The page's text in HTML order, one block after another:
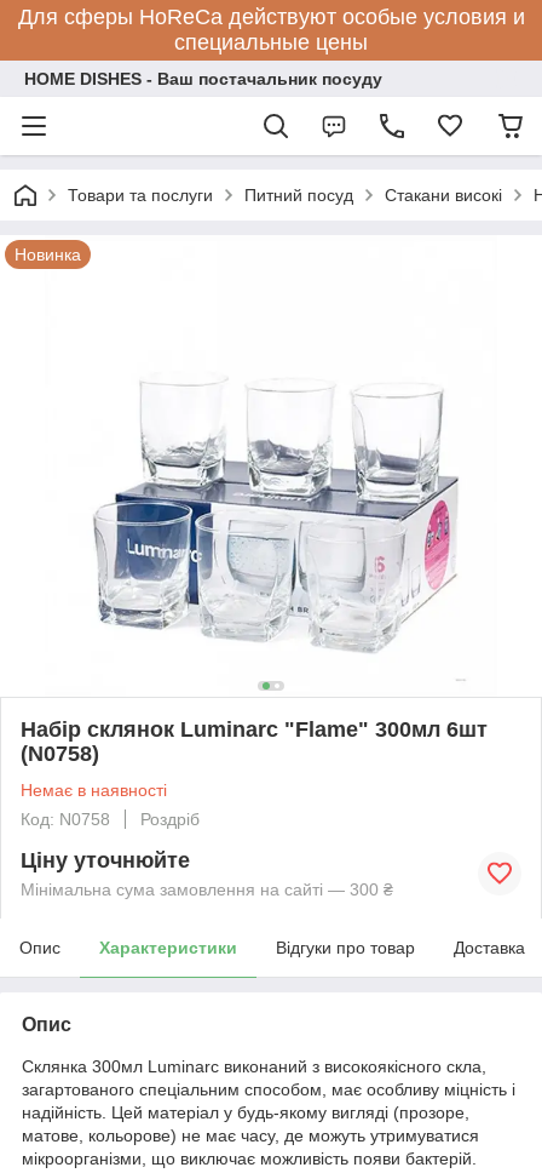
Для сферы HoReCa действуют особые условия и
специальные цены
HOME DISHES - Ваш постачальник посуду
Товари та послуги Питний посуд Стакани високі
Новинка
Набір склянок Luminarc "Flame" 300мл 6шт
(N0758)
Немає в наявності
Код: N0758
Роздріб
Ціну уточнюйте
Мінімальна сума замовлення на сайті — 300 ₴
Опис Характеристики Відгуки про товар Доставка
Опис
Склянка 300мл Luminarc виконаний з високоякісного скла,
загартованого спеціальним способом, має особливу міцність і
надійність. Цей матеріал у будь-якому вигляді (прозоре,
матове, кольорове) не має часу, де можуть утримуватися
мікроорганізми, що виключає можливість появи бактерій.